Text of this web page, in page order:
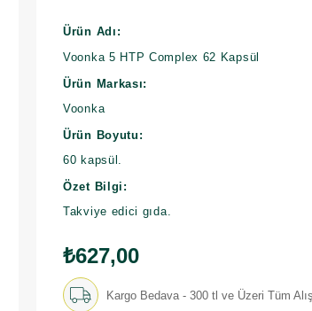
Ürün Adı:
Voonka 5 HTP Complex 62 Kapsül
Ürün Markası:
Voonka
Ürün Boyutu:
60 kapsül.
Özet Bilgi:
Takviye edici gıda.
₺627,00
Kargo Bedava - 300 tl ve Üzeri Tüm